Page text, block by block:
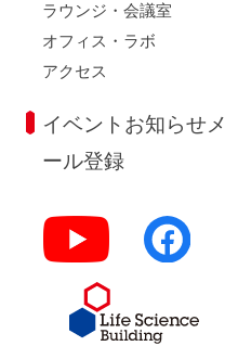
ラウンジ・会議室
オフィス・ラボ
アクセス
イベントお知らせメ
ール登録